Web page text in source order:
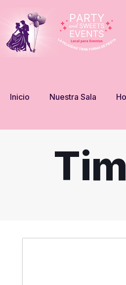
Inicio Nuestra Sala